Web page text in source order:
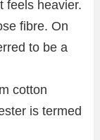
feels heavier.
fibre. On
to be a
cotton
is termed